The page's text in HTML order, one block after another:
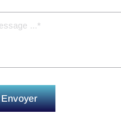
Envoyer